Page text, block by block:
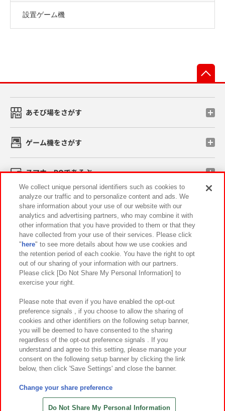
設置ゲーム機
あそび場をさがす
ゲーム機をさがす
スマホ・PCであそぶ
イベント・キャンペーン
関連会社 サステナビリティ サイトポリシー
プライバシーポリシー ウェブアクセシビリティ方針と検証結果
お取引先さまとともに
カスタマーハラスメント対応方針 よくあるご質問・お問い合わせ
©Bandai Namco Amusement Inc.
©Bandai Namco Amusement Lab Inc.
©HANAYASHIKI Co., Ltd. All Rights Reserved.
We collect unique personal identifiers such as cookies to
analyze our traffic and to personalize content and ads. We
share information about your use of our website with our
analytics and advertising partners, who may combine it with
other information that you have provided to them or that they
have collected from your use of their services. Please click
" here" to see more details about how we use cookies and
the retention period of each cookie. You have the right to opt
out of our sharing of your information with our partners.
Please click [Do Not Share My Personal Information] to
exercise your right.
Please note that even if you have enabled the opt-out
preference signals , if you choose to allow the sharing of
cookies and other identifiers on the following setup banner,
you will be deemed to have consented to the sharing
regardless of the opt-out preference signals . If you
understand and agree to this setting, please manage your
consent on the following setup banner by clicking the link
below, then click 'Save Settings' and close the banner.
Change your share preference
Do Not Share My Personal Information